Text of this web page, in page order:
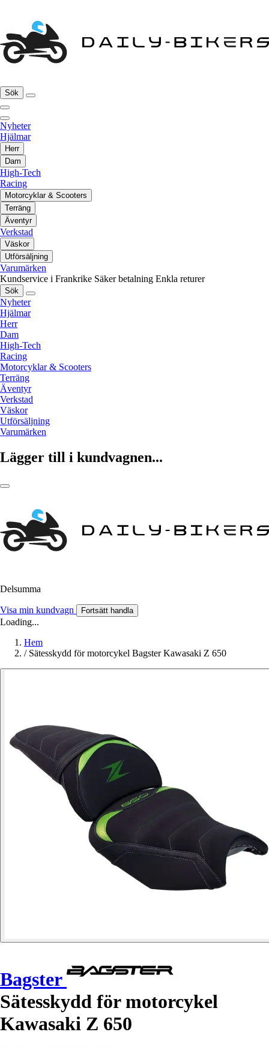
Sök
Nyheter
Hjälmar
Herr
Dam
High-Tech
Racing
Motorcyklar & Scooters
Terräng
Äventyr
Verkstad
Väskor
Utförsäljning
Varumärken
Kundservice i Frankrike Säker betalning Enkla returer
Sök
Nyheter
Hjälmar
Herr
Dam
High-Tech
Racing
Motorcyklar & Scooters
Terräng
Äventyr
Verkstad
Väskor
Utförsäljning
Varumärken
Lägger till i kundvagnen...
Delsumma
Visa min kundvagn Fortsätt handla
Loading...
Hem
/ Sätesskydd för motorcykel Bagster Kawasaki Z 650
Bagster
Sätesskydd för motorcykel
Kawasaki Z 650